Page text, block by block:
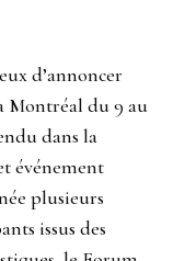
d’annoncer
Montréal du 9 au
dans la
événement
plusieurs
issus des